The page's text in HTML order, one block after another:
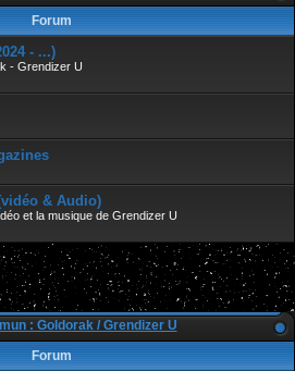
Forum
- ...)
- Grendizer U
& Audio)
et la musique de Grendizer U
: Goldorak / Grendizer U
Forum